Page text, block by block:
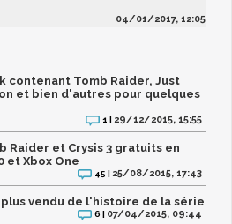
04/01/2017, 12:05
contenant Tomb Raider, Just
et bien d'autres pour quelques
1 | 29/12/2015, 15:55
Raider et Crysis 3 gratuits en
et Xbox One
45 | 25/08/2015, 17:43
plus vendu de l'histoire de la série
6 | 07/04/2015, 09:44